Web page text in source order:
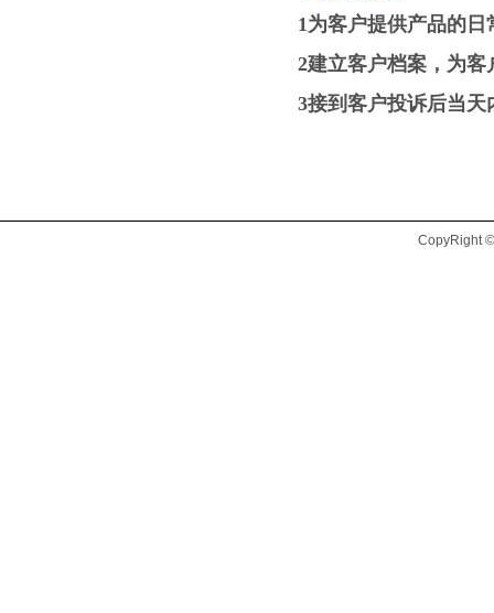
1为客户提供产品的
2建立客户档案，为
3接到客户投诉后当
CopyRight